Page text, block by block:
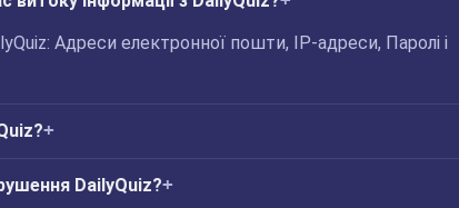
Адреси електронної пошти, IP-адреси, Паролі і
DailyQuiz?